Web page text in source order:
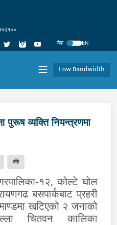
नेपा
EN
Low Bandwidth
व्यक्ति नियन्त्रणमा
पालिका-१२, कोल्टे घोल
बसपार्कबाट प्रहरी
खटिएको२ जनाको
चितवन कालिका